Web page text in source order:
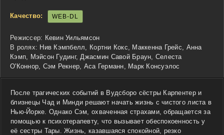
Качество: WEB-DL
Режиссер: Кевин Уильямсон
В ролях: Нив Кэмпбелл, Кортни Кокс, Маккенна Грейс, Анна
Кэмп, Мэйсон Гудинг, Джасмин Савой Браун, Селеста
О'Коннор, Сэм Рекнер, Аса Германн, Марк Консуэлос
После трагических событий в Вудсборо сёстры Карпентер и
близнецы Чад и Минди решают начать жизнь с чистого листа в
Нью-Йорке. Однако Сэм, охваченная страхами, обращается за
помощью к психотерапевту, что вызывает обеспокоенность у
её сестры Тары. Жизнь, казавшаяся спокойной, резко